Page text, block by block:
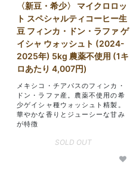
〈新豆・希少〉 マイクロロッ
ト スペシャルティコーヒー生
豆 フィンカ・ドン・ラファ ゲ
イシャ ウォッシュト (2024-
2025年) 5kg 農薬不使用 (1キ
ロあたり 4,007円)
メキシコ・チアパスのフィンカ・
ドン・ラファ産。農薬不使用の希
少ゲイシャ種ウォッシュト精製。
華やかな香りとジューシーな甘み
が特徴
SOLD OUT